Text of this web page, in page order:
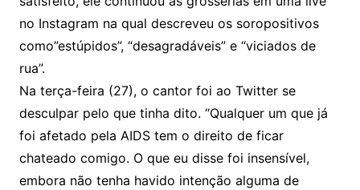
no Instagram na qual descreveu os soropositivos
como”estúpidos”, “desagradáveis” e “viciados de
rua”.
Na terça-feira (27), o cantor foi ao Twitter se
desculpar pelo que tinha dito. “Qualquer um que já
foi afetado pela AIDS tem o direito de ficar
chateado comigo. O que eu disse foi insensível,
embora não tenha havido intenção alguma de